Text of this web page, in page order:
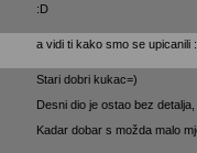
:D
a vidi ti kako smo se upicanili
Stari dobri kukac=)
Desni dio je ostao bez
Kadar dobar s možda malo